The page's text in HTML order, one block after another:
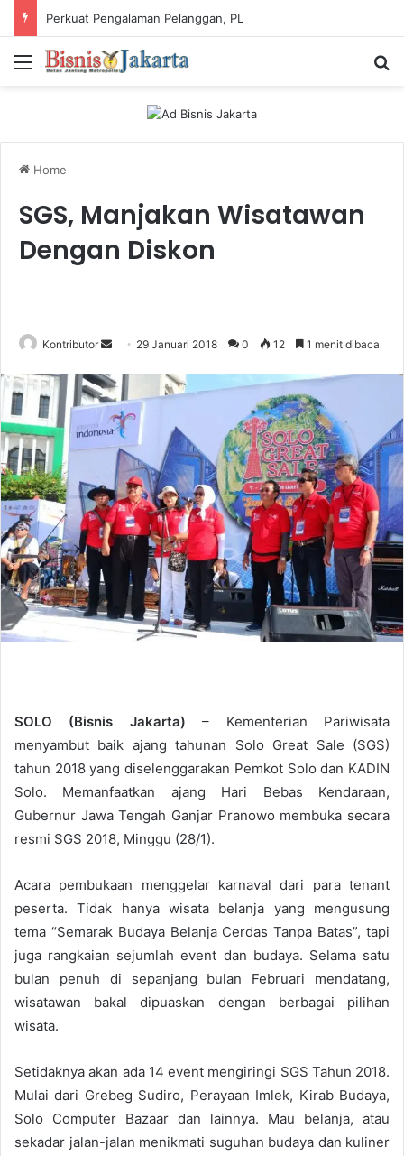
Menu
Home
SGS, Manjakan Wisatawan
Dengan Diskon
Kontributor
n
d
a
n
e
m
a
i
29 Januari 2018 0 12 1 menit dibaca
SOLO (Bisnis Jakarta) – Kementerian Pariwisata
menyambut baik ajang tahunan Solo Great Sale (SGS)
tahun 2018 yang diselenggarakan Pemkot Solo dan KADIN
Solo. Memanfaatkan ajang Hari Bebas Kendaraan,
Gubernur Jawa Tengah Ganjar Pranowo membuka secara
resmi SGS 2018, Minggu (28/1).
Acara pembukaan menggelar karnaval dari para tenant
peserta. Tidak hanya wisata belanja yang mengusung
tema “Semarak Budaya Belanja Cerdas Tanpa Batas”, tapi
juga rangkaian sejumlah event dan budaya. Selama satu
bulan penuh di sepanjang bulan Februari mendatang,
wisatawan bakal dipuaskan dengan berbagai pilihan
wisata.
Setidaknya akan ada 14 event mengiringi SGS Tahun 2018.
Mulai dari Grebeg Sudiro, Perayaan Imlek, Kirab Budaya,
Solo Computer Bazaar dan lainnya. Mau belanja, atau
sekadar jalan-jalan menikmati suguhan budaya dan kuliner